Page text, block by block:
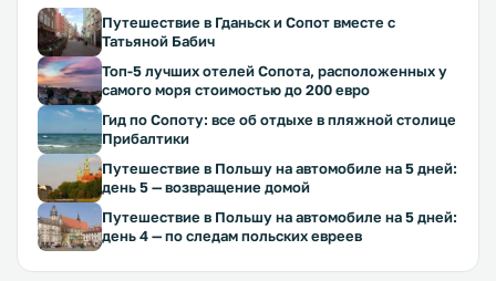
Путешествие в Гданьск и Сопот вместе с
Татьяной Бабич
Топ-5 лучших отелей Сопота, расположенных у
самого моря стоимостью до 200 евро
Гид по Сопоту: все об отдыхе в пляжной столице
Прибалтики
Путешествие в Польшу на автомобиле на 5 дней:
день 5 — возвращение домой
Путешествие в Польшу на автомобиле на 5 дней:
день 4 — по следам польских евреев